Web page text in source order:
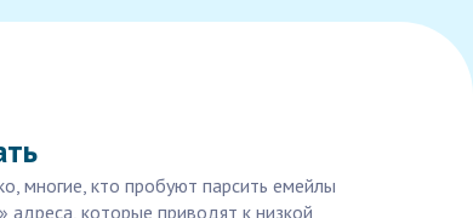
многие, кто пробуют парсить емейлы
адреса, которые приводят к низкой